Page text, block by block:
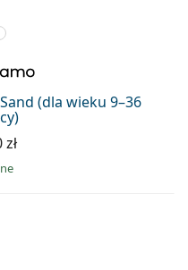
(dla wieku 9–36